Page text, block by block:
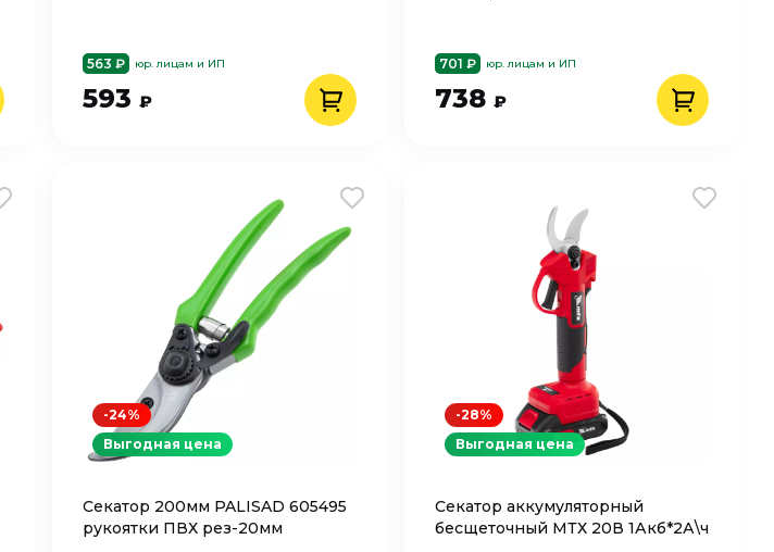
563 ₽ юр. лицам и ИП
593 ₽
701 ₽ юр. лицам и ИП
738 ₽
Секатор 200мм PALISAD 605495
рукоятки ПВХ рез-20мм
-24%
Выгодная цена
Секатор аккумуляторный
бесщеточный МТХ 20В 1Акб*2А\ч
-28%
Выгодная цена